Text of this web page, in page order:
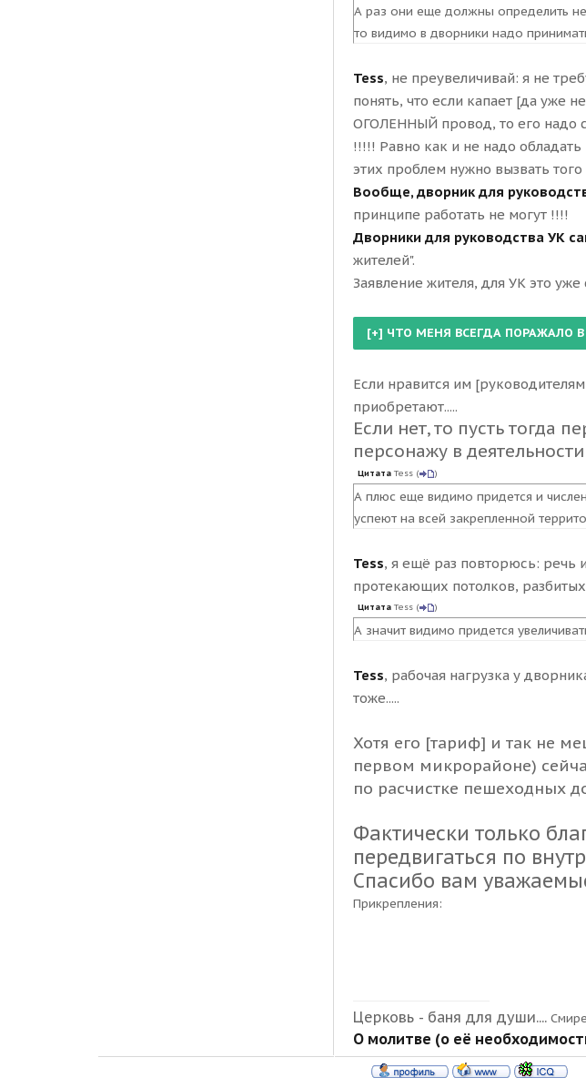
А раз они еще должны определить
то видимо в дворники надо
Tess, не преувеличивай: я не
понять, что если капает [да уже
ОГОЛЕННЫЙ провод, то его надо
!!!!! Равно как и не надо
этих проблем нужно вызвать того
Вообще, дворник для
принципе работать не могут !!!!
Дворники для руководства УК
жителей".
Заявление жителя, для УК это уже
Если нравится им
приобретают.....
Если нет, то пусть тогда
персонажу в
Цитата Tess ( )
А плюс еще видимо придется и
успеют на всей закрепленной
Tess, я ещё раз повторюсь: речь
протекающих потолков,
Цитата Tess ( )
А значит видимо придется
Tess, рабочая нагрузка у
тоже.....
Хотя его [тариф] и так не
первом микрорайоне)
по расчистке пешеходных
Фактически только
передвигаться по
Спасибо вам
Прикрепления:
Церковь - баня для души....
О молитве (о её